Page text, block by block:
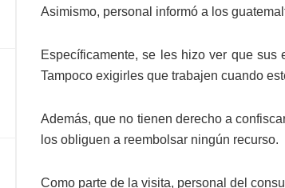
Asimismo, personal informó a los
Específicamente, se les hizo ver que
Tampoco exigirles que trabajen cuando
Además, que no tienen derecho a
los obliguen a reembolsar ningún recurso.
Como parte de la visita, personal del